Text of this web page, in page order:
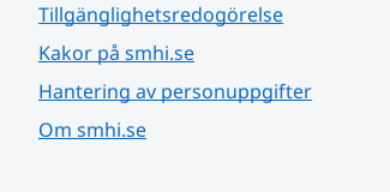
Tillgänglighetsredogörelse
Kakor på smhi.se
Hantering av personuppgifter
Om smhi.se